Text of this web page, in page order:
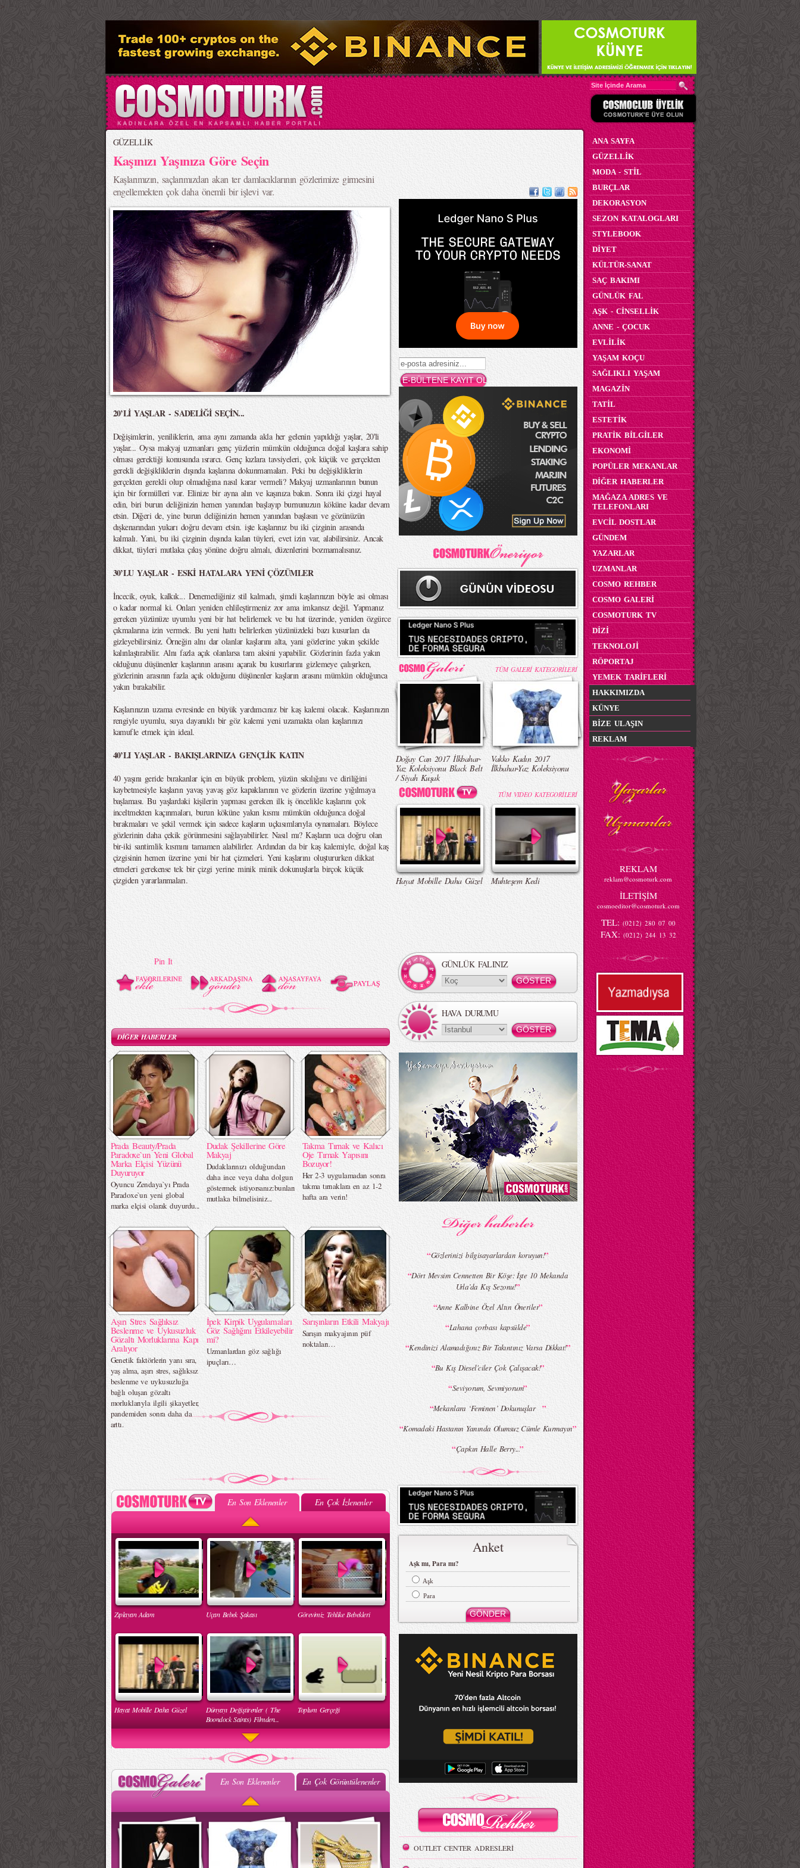
>
GÜZELLİK
Kaşınızı Yaşınıza Göre Seçin
Kaşlarımızın, saçlarımızdan akan ter damlacıklarının gözlerimize girmesini
engellemekten çok daha önemli bir işlevi var.
20’Lİ YAŞLAR - SADELİĞİ SEÇİN...
Değişimlerin, yeniliklerin, ama aynı zamanda akla her gelenin yapıldığı yaşlar, 20'li
yaşlar... Oysa makyaj uzmanları genç yüzlerin mümkün olduğunca doğal kaşlara sahip
olması gerektiği konusunda ısrarcı. Genç kızlara tavsiyeleri, çok küçük ve gerçekten
gerekli değişikliklerin dışında kaşlarına dokunmamaları. Peki bu değişikliklerin
gerçekten gerekli olup olmadığına nasıl karar vermeli? Makyaj uzmanlarının bunun
için bir formülleri var. Elinize bir ayna alın ve kaşınıza bakın. Sonra iki çizgi hayal
edin, biri burun deliğinizin hemen yanından başlayıp burnunuzun köküne kadar devam
etsin. Diğeri de, yine burun deliğinizin hemen yanından başlasın ve gözünüzün
dışkenarından yukarı doğru devam etsin. işte kaşlarınız bu iki çizginin arasında
kalmalı. Yani, bu iki çizginin dışında kalan tüyleri, evet izin var, alabilirsiniz. Ancak
dikkat, tüyleri mutlaka çıkış yönüne doğru almalı, düzenlerini bozmamalısınız.
30’LU YAŞLAR - ESKİ HATALARA YENİ ÇÖZÜMLER
İncecik, oyuk, kalkık... Denemediğiniz stil kalmadı, şimdi kaşlarınızın böyle asi olması
o kadar normal ki. Onları yeniden ehlileştirmeniz zor ama imkansız değil. Yapmanız
gereken yüzünüze uyumlu yeni bir hat belirlemek ve bu hat üzerinde, yeniden özgürce
çıkmalarına izin vermek. Bu yeni hattı belirlerken yüzünüzdeki bazı kusurları da
gizleyebilirsiniz. Örneğin alnı dar olanlar kaşlarını alta, yani gözlerine yakın şekilde
kalınlaştırabilir. Alnı fazla açık olanlarsa tam aksini yapabilir. Gözlerinin fazla yakın
olduğunu düşünenler kaşlarının arasını açarak bu kusurlarını gizlemeye çalışırken,
gözlerinin arasının fazla açık olduğunu düşünenler kaşların arasını mümkün olduğunca
yakın bırakabilir.
Kaşlarınızın uzama evresinde en büyük yardımcınız bir kaş kalemi olacak. Kaşlarınızın
rengiyle uyumlu, suya dayanıklı bir göz kalemi yeni uzamakta olan kaşlarınızı
kamufle etmek için ideal.
40’LI YAŞLAR - BAKIŞLARINIZA GENÇLİK KATIN
40 yaşını geride bırakanlar için en büyük problem, yüzün sıkılığını ve diriliğini
kaybetmesiyle kaşların yavaş yavaş göz kapaklarının ve gözlerin üzerine yığılmaya
başlaması. Bu yaşlardaki kişilerin yapması gereken ilk iş öncelikle kaşlarını çok
inceltmekten kaçınmaları, burun köküne yakın kısmı mümkün olduğunca doğal
bırakmaları ve şekil vermek için sadece kaşların uçkısımlarıyla oynamaları. Böylece
gözlerinin daha çekik görünmesini sağlayabilirler. Nasıl mı? Kaşların uca doğru olan
bir-iki santimlik kısmını tamamen alabilirler. Ardından da bir kaş kalemiyle, doğal kaş
çizgisinin hemen üzerine yeni bir hat çizmeleri. Yeni kaşlarını oluştururken dikkat
etmeleri gerekense tek bir çizgi yerine minik minik dokunuşlarla birçok küçük
çizgiden yararlanmaları.
Pin It
DİĞER HABERLER
Prada Beauty/Prada
Paradoxe`un Yeni Global
Marka Elçisi Yüzünü
Duyuruyor
Oyuncu Zendaya`yı Prada
Paradoxe`un yeni global
marka elçisi olarak duyurdu...
Dudak Şekillerine Göre
Makyaj
Dudaklarınızı olduğundan
daha ince veya daha dolgun
göstermek istiyorsanız:bunları
mutlaka bilmelisiniz...
Takma Tırnak ve Kalıcı
Oje Tırnak Yapısını
Bozuyor!
Her 2-3 uygulamadan sonra
takma tırnaklara en az 1-2
hafta ara verin!
Aşırı Stres Sağlıksız
Beslenme ve Uykusuzluk
Gözaltı Morluklarına Kapı
Aralıyor
Genetik faktörlerin yanı sıra,
yaş alma, aşırı stres, sağlıksız
beslenme ve uykusuzluğa
bağlı oluşan gözaltı
morluklarıyla ilgili şikayetler,
pandemiden sonra daha da
arttı.
İpek Kirpik Uygulamaları
Göz Sağlığını Etkileyebilir
mi?
Uzmanlardan göz sağlığı
ipuçları…
Sarışınların Etkili Makyajı
Sarışın makyajının püf
noktaları…
En Son Eklenenler En Çok İzlenenler
Zıplayan Adam Uçan Bebek Şakası Görevimiz Tehlike Bebekleri
Hayat Mobille Daha Güzel
Dünyayı Değiştirenler ( The
Boondock Saints) Filmden...
Toplum Gerçeği
İnsan Hakları
2015 Defilesi
En Son Eklenenler En Çok Görüntülenenler
TÜM GALERİ KATEGORİLERİ
Doğay Can 2017 İlkbahar-
Yaz Koleksiyonu Black Belt
/ Siyah Kuşak
Vakko Kadın 2017
İlkbahar-Yaz Koleksiyonu
TÜM VIDEO KATEGORİLERİ
Hayat Mobille Daha Güzel Muhteşem Kedi
GÜNLÜK FALINIZ
HAVA DURUMU
“Gözlerinizi bilgisayarlardan koruyun!”
“Dört Mevsim Cennetten Bir Köşe: İşte 10 Mekanda
Urla’da Kış Sezonu!”
“Anne Kalbine Özel Altın Öneriler”
“Lahana çorbası kapsülde”
“Kendinizi Alamadığınız Bir Takıntınız Varsa Dikkat!”
“Bu Kış Diesel'ciler Çok Çalışacak!”
“Seviyorum, Sevmiyorum”
“Mekanlara ‘Feminen’ Dokunuşlar”
“Komadaki Hastanın Yanında Olumsuz Cümle Kurmayın”
“Çapkın Halle Berry...”
Anket
Aşk mı, Para mı?
Aşk
Para
OUTLET CENTER ADRESLERİ
ANA SAYFA
GÜZELLİK
MODA - STİL
BURÇLAR
DEKORASYON
SEZON KATALOGLARI
STYLEBOOK
DİYET
KÜLTÜR-SANAT
SAÇ BAKIMI
GÜNLÜK FAL
AŞK - CİNSELLİK
ANNE - ÇOCUK
EVLİLİK
YAŞAM KOÇU
SAĞLIKLI YAŞAM
MAGAZİN
TATİL
ESTETİK
PRATİK BİLGİLER
EKONOMİ
POPÜLER MEKANLAR
DİĞER HABERLER
MAĞAZA ADRES VE
TELEFONLARI
EVCİL DOSTLAR
GÜNDEM
YAZARLAR
UZMANLAR
COSMO REHBER
COSMO GALERİ
COSMOTURK TV
DİZİ
TEKNOLOJİ
RÖPORTAJ
YEMEK TARİFLERİ
HAKKIMIZDA
KÜNYE
BİZE ULAŞIN
REKLAM
REKLAM
reklam@cosmoturk.com
İLETİŞİM
cosmoeditor@cosmoturk.com
TEL: (0212) 280 07 00
FAX: (0212) 244 13 32